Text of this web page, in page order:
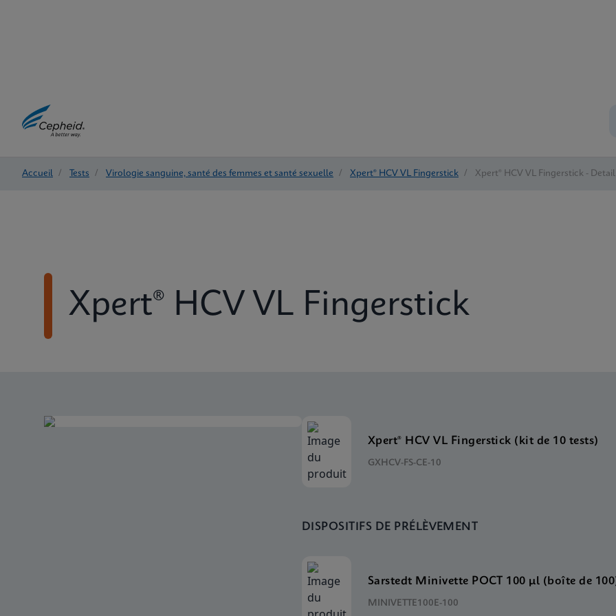
Accueil / Tests / Virologie sanguine, santé des femmes et santé sexuelle / Xpert® HCV VL Fingerstick / Xpert® HCV VL Fingerstick - Detail
Xpert® HCV VL Fingerstick
Xpert® HCV VL Fingerstick (kit de 10 tests)
GXHCV-FS-CE-10
DISPOSITIFS DE PRÉLÈVEMENT
Sarstedt Minivette POCT 100 μl (boîte de
MINIVETTE100E-100